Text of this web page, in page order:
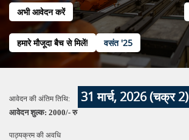
अभी आवेदन करें
हमारे मौजूदा बैच से मिलें! वसंत '25
आवेदन की अंतिम तिथि: 31 मार्च, 2026 (चक्र 2)
आवेदन शुल्क: 2000/- रु
पाठ्यक्रम की अवधि